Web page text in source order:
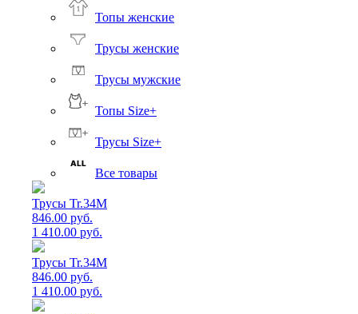
Топы женские
Трусы женские
Трусы мужские
Топы Size+
Трусы Size+
Все товары
Трусы Tr.34M
846.00 руб.
1 410.00 руб.
Трусы Tr.34M
846.00 руб.
1 410.00 руб.